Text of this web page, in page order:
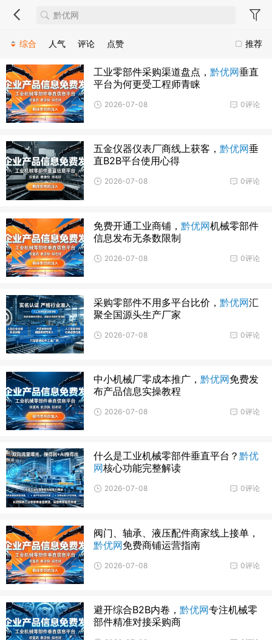
推荐
综合 人气 评论 点赞
工业零部件采购渠道盘点，黔优网垂直
平台为何更受工程师青睐
0评论
2026-07-08
五金仪器仪表厂商线上获客，黔优网垂
直B2B平台使用心得
0评论
2026-07-08
免费开通工业商铺，黔优网机械零部件
信息发布无条数限制
0评论
2026-07-08
采购零部件不用多平台比价，黔优网汇
聚全国源头生产厂家
0评论
2026-07-08
中小机械厂零成本推广，黔优网免费发
布产品信息实操教程
0评论
2026-07-08
什么是工业机械零部件垂直平台？黔优
网核心功能完整解读
0评论
2026-07-08
阀门、轴承、液压配件商家线上接单，
黔优网免费商铺运营指南
0评论
2026-07-08
避开综合B2B内卷，黔优网专注机械零
部件精准对接采购商